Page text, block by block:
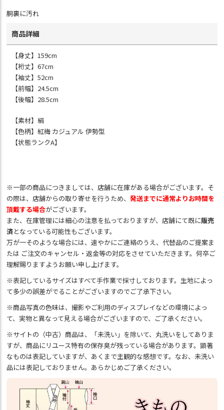
胴裏に汚れ
商品詳細
【身丈】159cm
【裄丈】67cm
【袖丈】52cm
【前幅】24.5cm
【後幅】28.5cm
【素材】絹
【色柄】紅梅 カジュアル 伊勢型
【状態ランクA】
※一部の商品につきましては、店舗に在庫がある場合がございます。そ
の際は、店舗からの取り寄せを行うため、発送までに通常よりお時間を
頂戴する場合がございます。
また、在庫管理には細心の注意を払っておりますが、店舗にて既に販売
済となっている可能性もございます。
万が一そのような場合には、速やかにご連絡のうえ、代替品のご提案ま
たは ご注文のキャンセル・返金等の対応をさせていただきます。何卒ご
理解賜りますようお願い申し上げます。
※表記しているサイズはすべて手作業で採寸しております。生地によっ
て多少の誤差がでることがございますのでご了承下さい。
※商品写真の色味は、撮影やご利用のディスプレイなどの環境によっ
て、実物と異なって見える場合がございますので、ご了承ください。
※サイトの（中古）商品は、「未洗い」を除いて、丸洗いをしてありま
すが、商品にリユース特有の保存臭が残っている場合があります。顕著
なものは表記していますが、あくまで主観的な感想です。なお、未洗い
品には表記しておりません。あらかじめご了承ください。